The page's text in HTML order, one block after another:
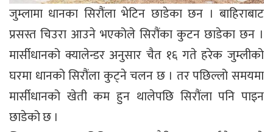
जुम्लामा धानका सिरौंला भेटिन छाडेका छन । बाहिराबाट
प्रसस्त चिउरा आउने भएकोले सिरौंका कुटन छाडेका छन ।
मार्सीधानको क्यालेन्डर अनुसार चैत १६ गते हरेक जुम्लीको
घरमा धानको सिरौंला कुट्ने चलन छ । तर पछिल्लो समयमा
मार्सीधानको खेती कम हुन थालेपछि सिरौंला पनि पाइन
छाडेको छ ।